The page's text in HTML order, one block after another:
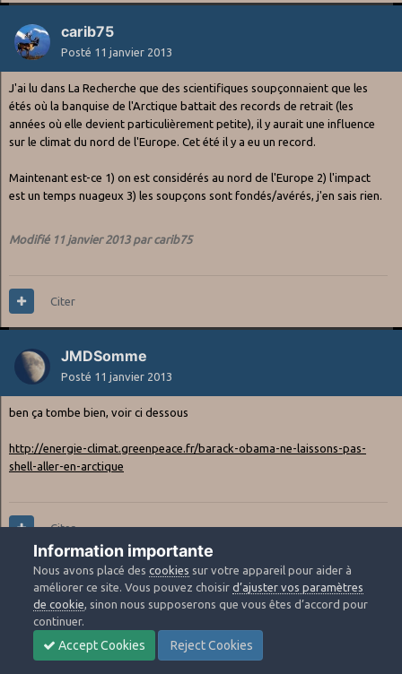
carib75
Posté 11 janvier 2013
J'ai lu dans La Recherche que des scientifiques soupçonnaient que les
étés où la banquise de l'Arctique battait des records de retrait (les
années où elle devient particulièrement petite), il y aurait une influence
sur le climat du nord de l'Europe. Cet été il y a eu un record.
Maintenant est-ce 1) on est considérés au nord de l'Europe 2) l'impact
est un temps nuageux 3) les soupçons sont fondés/avérés, j'en sais rien.
Modifié 11 janvier 2013par carib75
Citer
JMDSomme
Posté 11 janvier 2013
ben ça tombe bien, voir ci dessous
http://energie-climat.greenpeace.fr/barack-obama-ne-laissons-pas-
shell-aller-en-arctique
Citer
popov
Posté11 janvier 2013
carib75 a dit :
Information importante
Nous avons placé descookies sur votre appareil pour aider à
améliorer ce site. Vous pouvez choisird’ajuster vos paramètres
de cookie, sinon nous supposerons que vous êtes d’accord pour
continuer.
Accept Cookies Reject Cookies